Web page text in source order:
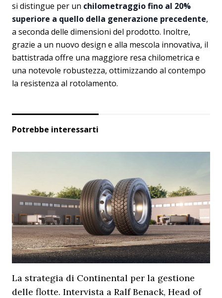
si distingue per un chilometraggio fino al 20%
superiore a quello della generazione precedente,
a seconda delle dimensioni del prodotto. Inoltre,
grazie a un nuovo design e alla mescola innovativa, il
battistrada offre una maggiore resa chilometrica e
una notevole robustezza, ottimizzando al contempo
la resistenza al rotolamento.
Potrebbe interessarti
La strategia di Continental per la gestione
delle flotte. Intervista a Ralf Benack, Head of